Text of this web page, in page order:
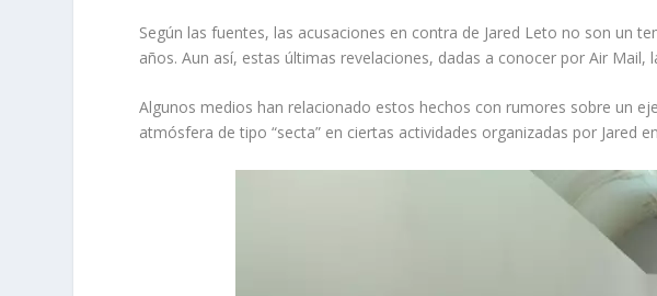
Según las fuentes, las acusaciones en contra de Jared Leto no son un
años. Aun así, estas últimas revelaciones, dadas a conocer por Air Mail,
Algunos medios han relacionado estos hechos con rumores sobre un
atmósfera de tipo “secta” en ciertas actividades organizadas por Jared